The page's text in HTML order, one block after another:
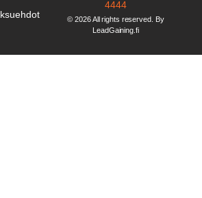
© 2026 All rights reserved. By
LeadGaining.fi